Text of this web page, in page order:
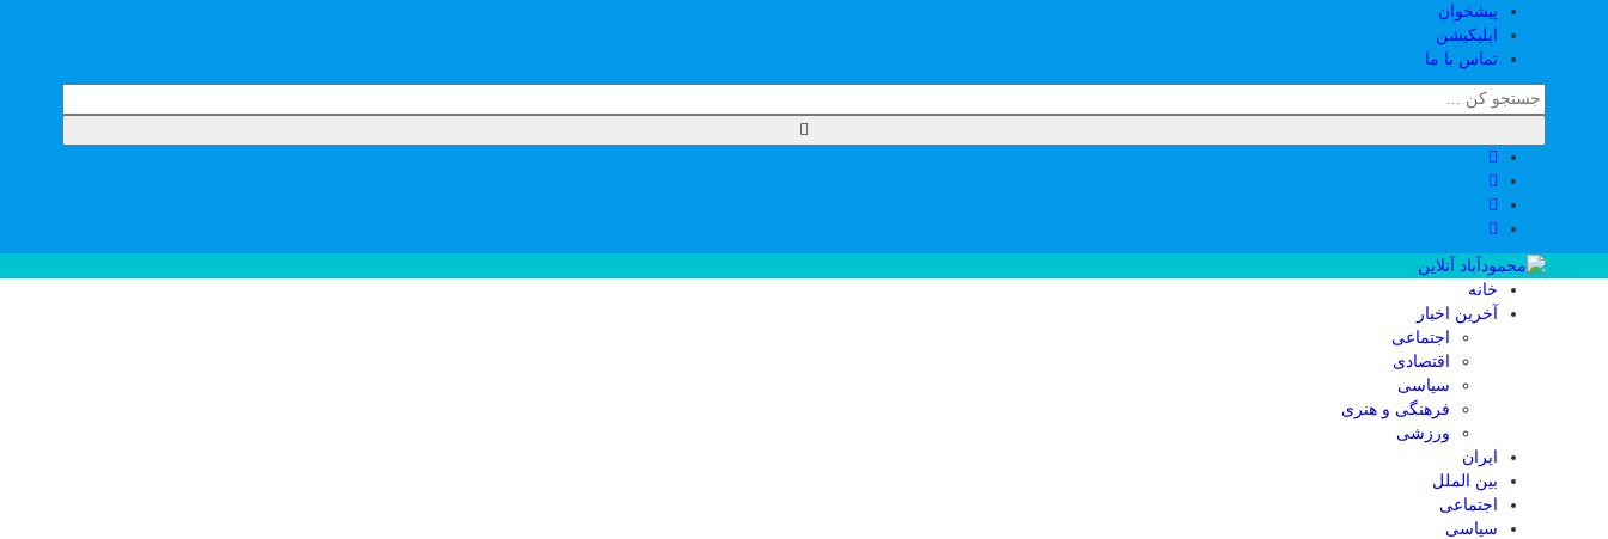
پیشخوان
اپلیکیشن
تماس با ما
خانه
آخرین اخبار
اجتماعی
اقتصادی
سیاسی
فرهنگی و هنری
ورزشی
ایران
بین الملل
اجتماعی
سیاسی